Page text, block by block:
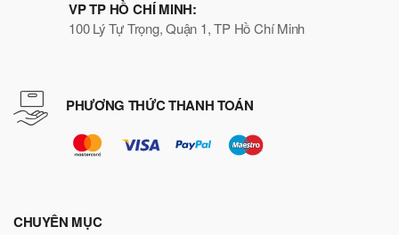
VP TP HỒ CHÍ MINH:
100 Lý Tự Trọng, Quận 1, TP Hồ Chí Minh
PHƯƠNG THỨC THANH TOÁN
CHUYÊN MỤC